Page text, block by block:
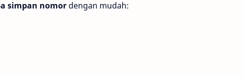
simpan nomor dengan mudah: